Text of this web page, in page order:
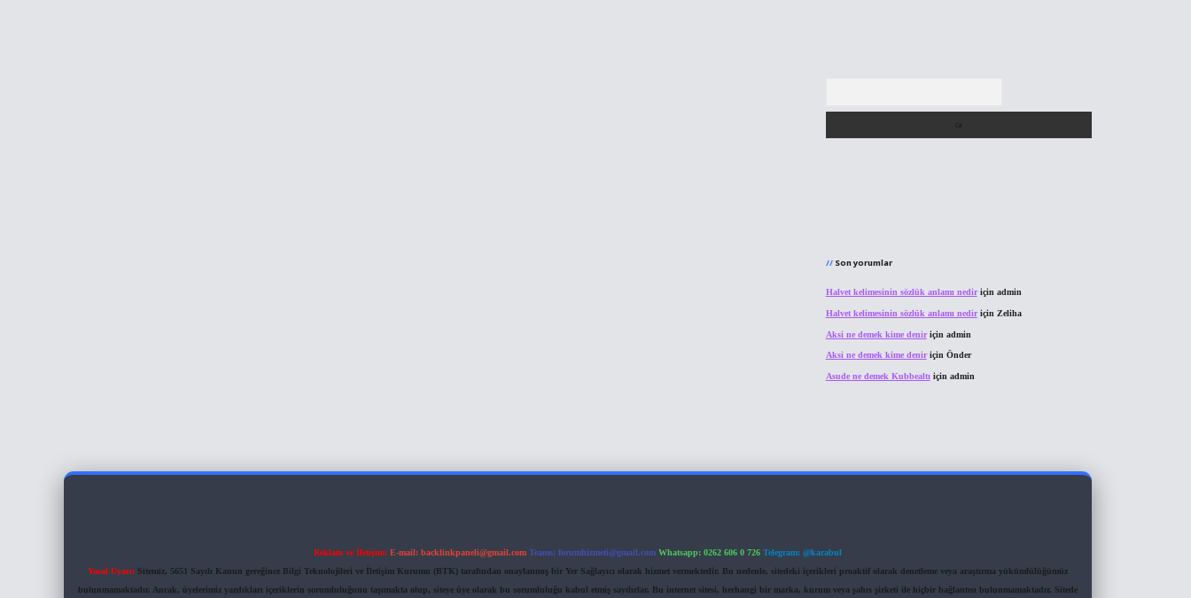
Son yorumlar
Halvet kelimesinin sözlük anlamı nediriçin admin
Halvet kelimesinin sözlük anlamı nediriçin Zeliha
Aksi ne demek kime deniriçin admin
Aksi ne demek kime deniriçin Önder
Asude ne demek Kubbealtı için admin
Reklam ve İletişim: E-mail: backlinkpaneli@gmail.com Teams: forumhizmeti@gmail.com Whatsapp: 0262 606 0 726 Telegram: @karabul
Yasal Uyarı: Sitemiz, 5651 Sayılı Kanun gereğince Bilgi Teknolojileri ve İletişim Kurumu (BTK) tarafından onaylanmış bir Yer Sağlayıcı olarak hizmet vermektedir. Bu nedenle, sitedeki içerikleri proaktif olarak denetleme veya araştırma yükümlülüğümüz
bulunmamaktadır. Ancak, üyelerimiz yazdıkları içeriklerin sorumluluğunu taşımakta olup, siteye üye olarak bu sorumluluğu kabul etmiş sayılırlar. Bu internet sitesi, herhangi bir marka, kurum veya şahıs şirketi ile hiçbir bağlantısı bulunmamaktadır. Sitede